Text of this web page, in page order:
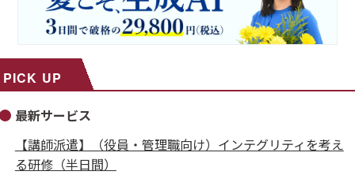
PICK UP
最新サービス
【講師派遣】（役員・管理職向け）インテグリティを考え
る研修（半日間）